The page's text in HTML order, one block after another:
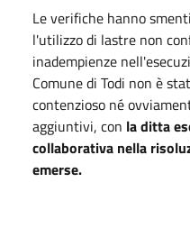
Le verifiche hanno
l'utilizzo di lastre non
inadempienze
Comune di Todi non è
contenzioso né
aggiuntivi, con la ditta
collaborativa nella
emerse.